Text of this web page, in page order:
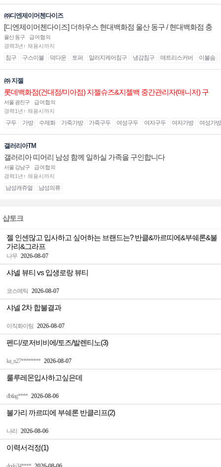
㈜디엔제이머첸다이즈
[디엔제이머첸다이즈] 더하우스 현대백화점 울산 동구 / 현대백화점 충
청 매장 판매직(매니저) 채용
울산 동구
급여협의
경력3년↑ 채용시까지
침구 구스이불 덕다운 토퍼 알러지케어침구 냉감침구 매트리스커버 이불솜
㈜ 지젤
롯데백화점(건대점/미아점) 지젤슈즈&지젤백 중간관리자(매니저) 구
인합니다
서울 광진구
급여협의
경력1년↑ 채용시까지
구두 가방 수제화 가죽가방 가죽구두 여성구두 여자구두 여자가방 여성가방
갤러리아TM
갤러리아 띠어리 남성 함께 일하실 가족을 구인합니다
서울 강남구
급여협의
경력1년↑ 채용시까지
남성캐쥬얼 남성의류
샵토크
나무 2026-08-07
젤 인센많고 입사하고 싶어하는 브랜드는? 반클&까르띠에&부쉐론&불
가리&그라프
코스메틱 2026-08-07
샤넬 뷰티 vs 입생로랑 뷰티
이직화이팅 2026-08-07
샤넬 2차 합불결과
ka_n27******** 2026-08-07
펜디/로저비비에/토즈/발렌티노(3)
dbtlag**** 2026-08-06
룰루레몬입사하고싶은데
나리 2026-08-06
불가리 까르띠에 부쉐론 반클리프(2)
이력서걱정(1)